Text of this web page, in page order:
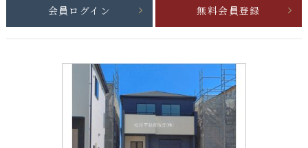
会員ログイン 無料会員登録